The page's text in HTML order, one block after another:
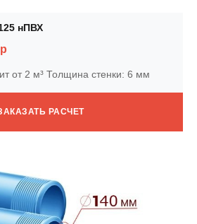
нПВХ
от 2 м³ Толщина стенки: 6 мм
РАСЧЕТ